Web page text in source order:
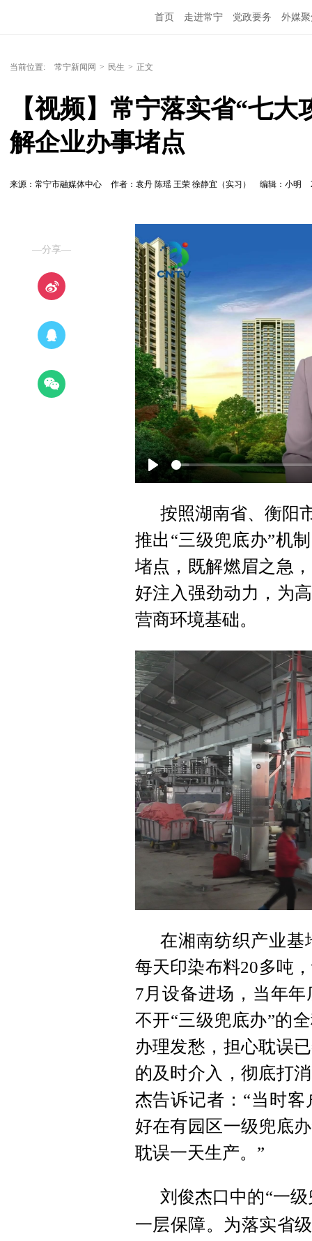
首页 走进常宁 党政要务 外媒
当前位置: 常宁新闻网 > 民生 > 正文
【视频】常宁落实省“七
解企业办事堵点
来源：常宁市融媒体中心 作者：袁丹 陈瑶 王荣 徐静宜（实习） 编辑：小明
—分享—
Play
按照湖南省、衡阳
推出“三级兜底办”机
堵点，既解燃眉之急
好注入强劲动力，为
营商环境基础。
在湘南纺织产业基
每天印染布料20多吨
7月设备进场，当年
不开“三级兜底办”的
办理发愁，担心耽误
的及时介入，彻底打
杰告诉记者：“当时客
好在有园区一级兜底
耽误一天生产。 ”
刘俊杰口中的“一
一层保障。为落实省